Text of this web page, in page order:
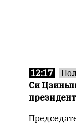
12:17
Си